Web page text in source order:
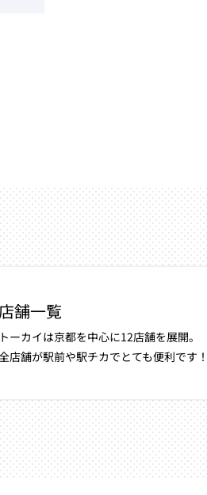
舗一覧
ーカイは京都を中心に12店舗を展開。
店舗が駅前や駅チカでとても便利です！